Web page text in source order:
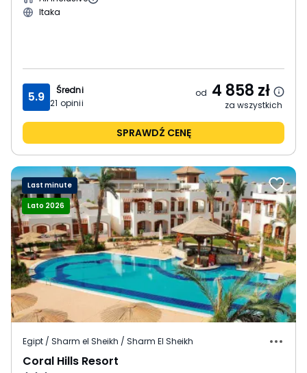
Itaka
5.9
Średni
21 opinii
od 4 858 zł
za wszystkich
SPRAWDŹ CENĘ
Last minute
Lato 2026
Egipt / Sharm el Sheikh / Sharm El Sheikh
Coral Hills Resort